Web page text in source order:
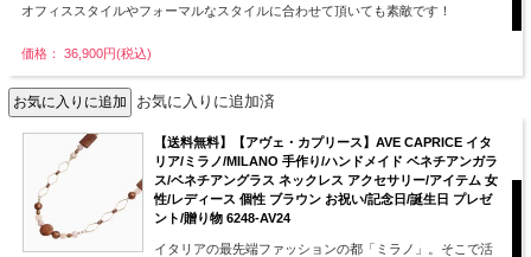
オフィススタイルやフォーマルなスタイルに合わせて頂いても素敵です！
価格： 36,900円(税込)
お気に入りに追加済
【送料無料】【アヴェ・カプリース】AVE CAPRICE イタ
リア/ミラノ/MILANO 手作り/ハンドメイド ベネチアンガラ
ス/ベネチアングラス ネックレス アクセサリー/アイテム 女
性/レディース 個性 ブラウン お祝い/記念日/誕生日 プレゼ
ント/贈り物 6248-AV24
イタリアの最先端ファッションの都「ミラノ」。そこで活